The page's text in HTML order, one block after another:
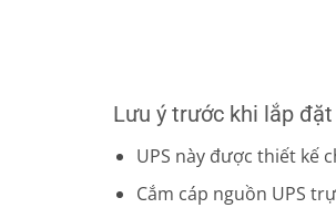
Lưu ý trước khi lắp đặt
UPS này được thiết kế
Cắm cáp nguồn UPS